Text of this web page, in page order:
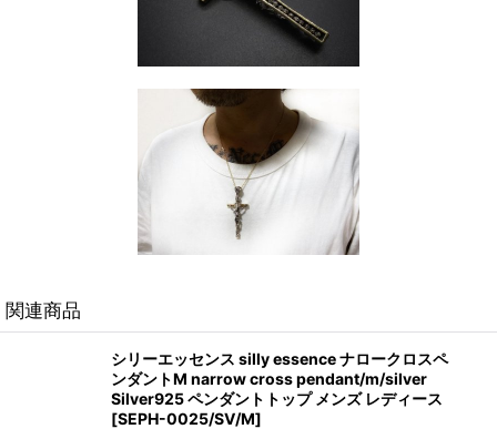
関連商品
シリーエッセンス silly essence ナロークロスペ
ンダントM narrow cross pendant/m/silver
Silver925 ペンダントトップ メンズ レディース
[SEPH-0025/SV/M]